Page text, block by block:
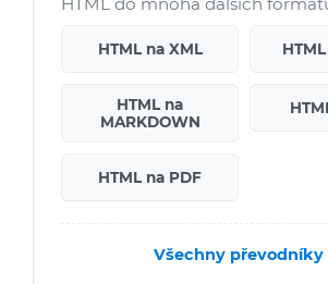
HTML na XML
HTML na
MARKDOWN
HTML na PDF
Všechny převodníky